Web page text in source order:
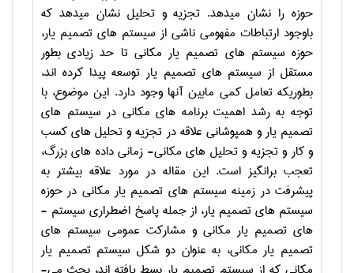
حوزه را نشان می­دهد. تجزیه و تحلیل نشان می­دهد که
باوجود ارتباطات مفهومی ناشی از سیستم­ های تصمیم یار،
حوزه سیستم­ های تصمیم یار مکانی تا حد زیادی بطور
مستقل از سیستم ­های تصمیم یار توسعه پیدا کرده ­اند،
بطوری­که تعامل کمی مابین آنها وجود دارد. این موضوع، با
توجه به رشد اهمیت برنامه ­های مکانی در سیستم ­های
تصمیم یار و همپوشانی علاقه در تجزیه و تحلیل­ های کسب
و کار و تجزیه و تحلیل­ های مکانی- زمانی داده­ های بزرگ،
تعجب­ برانگیز است. این مقاله در مورد علاقه بیشتر به
پیشرفت در زمینه سیستم­ های تصمیم یار مکانی در حوزه
سیستم ­های تصمیم یار، از جمله پاسخ اضطراری سیستم ­
های تصمیم یار مکانی و مشارکت عمومی سیستم ­های
تصمیم یار مکانی، به عنوان دو شکل سیستم تصمیم یار